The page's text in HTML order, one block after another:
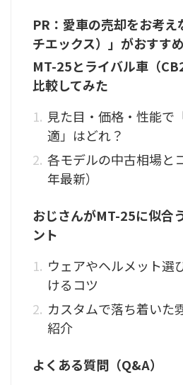
PR：愛車の売却をお考え
チエックス）」がおすすめ
MT-25とライバル車（
比較してみた
見た目・価格・性能で
適」はどれ？
各モデルの中古相場と
年最新）
おじさんがMT-25に似合
ント
ウェアやヘルメット選
けるコツ
カスタムで落ち着いた
紹介
よくある質問（Q&A）